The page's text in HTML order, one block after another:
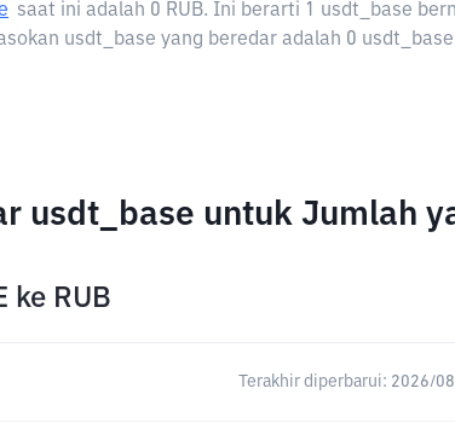
saat ini adalah 0 RUB. Ini berarti 1 usdt_base
usdt_base yang beredar adalah 0
usdt_base untuk Jumlah
ke RUB
Terakhir diperbarui: 2026/